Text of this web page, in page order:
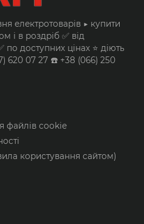
електротоварів ▶️ купити
і в роздріб ✅ від
доступних цінах ⭐ діють
620 07 27 ☎️ +38 (066) 250
файлів cookie
користування сайтом)